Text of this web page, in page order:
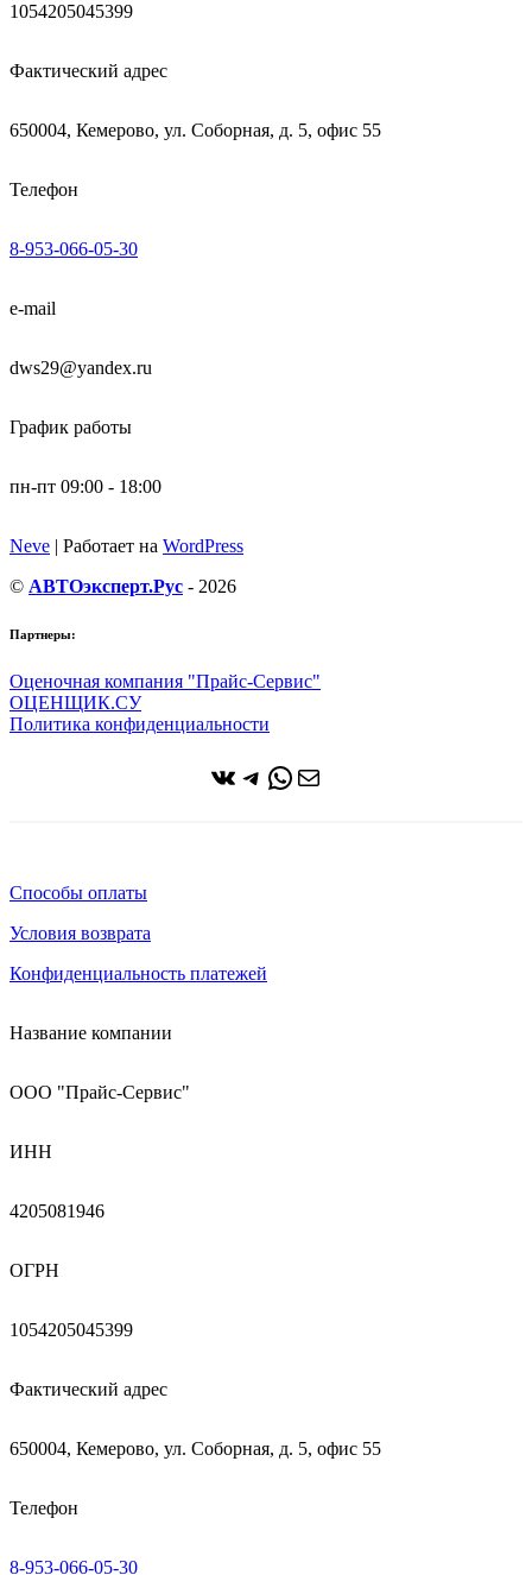
1054205045399
Фактический адрес
650004, Кемерово, ул. Соборная, д. 5, офис 55
Телефон
8-953-066-05-30
e-mail
dws29@yandex.ru
График работы
пн-пт 09:00 - 18:00
Neve | Работает на WordPress
© АВТОэксперт.Рус - 2026
Партнеры:
Оценочная компания "Прайс-Сервис"
ОЦЕНЩИК.СУ
Политика конфиденциальности
ВКонтакте
Telegram
WhatsApp
Почта
Способы оплаты
Условия возврата
Конфиденциальность платежей
Название компании
ООО "Прайс-Сервис"
ИНН
4205081946
ОГРН
1054205045399
Фактический адрес
650004, Кемерово, ул. Соборная, д. 5, офис 55
Телефон
8-953-066-05-30